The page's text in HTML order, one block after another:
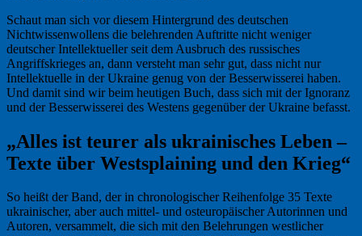
Schaut man sich vor diesem Hintergrund des deutschen
Nichtwissenwollens die belehrenden Auftritte nicht weniger
deutscher Intellektueller seit dem Ausbruch des russisches
Angriffskrieges an, dann versteht man sehr gut, dass nicht nur
Intellektuelle in der Ukraine genug von der Besserwisserei haben.
Und damit sind wir beim heutigen Buch, dass sich mit der Ignoranz
und der Besserwisserei des Westens gegenüber der Ukraine befasst.
„Alles ist teurer als ukrainisches Leben –
Texte über Westsplaining und den Krieg“
So heißt der Band, der in chronologischer Reihenfolge 35 Texte
ukrainischer, aber auch mittel- und osteuropäischer Autorinnen und
Autoren, versammelt, die sich mit den Belehrungen westlicher